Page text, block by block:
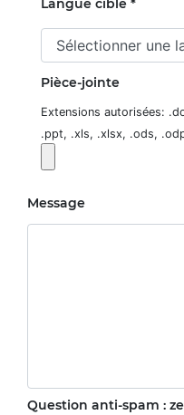
Langue cible *
Pièce-jointe
Extensions autorisées:
.ppt, .xls, .xlsx, .ods,
Message
Question anti-spam :